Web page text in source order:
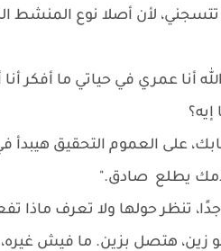
لأن أصلا نوع المنشط
أنا عمري في حياتي ما أفكر
على العموم التحقيق هيبدأ
يطلع صادق."
تنظر حولها ولا تعرف ماذا
زين، هتصل بزين. ما فيش